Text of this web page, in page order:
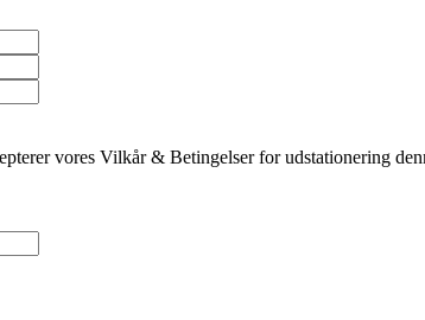
vores Vilkår & Betingelser for udstationering